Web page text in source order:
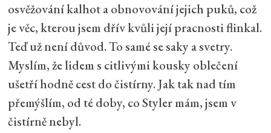
osvěžování kalhot a obnovování jejich puků, což
je věc, kterou jsem dřív kvůli její pracnosti flinkal.
Teď už není důvod. To samé se saky a svetry.
Myslím, že lidem s citlivými kousky oblečení
ušetří hodně cest do čistírny. Jak tak nad tím
přemýšlím, od té doby, co Styler mám, jsem v
čistírně nebyl.